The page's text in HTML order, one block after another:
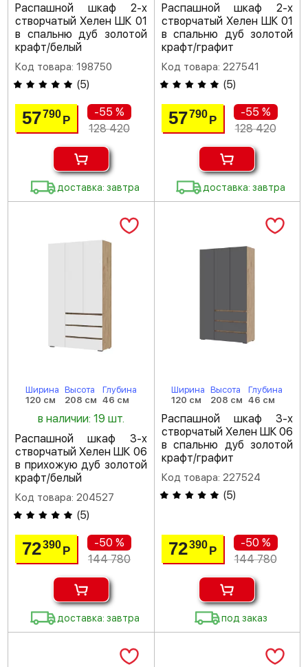
Распашной шкаф 2-х
створчатый Хелен ШК 01
в спальню дуб золотой
крафт/белый
Код товара: 198750
(5)
57790Р
-55 %
128 420
доставка: завтра
Распашной шкаф 2-х
створчатый Хелен ШК 01
в спальню дуб золотой
крафт/графит
Код товара: 227541
(5)
57790 Р
-55 %
128 420
доставка: завтра
Ширина
120 см
Высота
208 см
Глубина
46 см
в наличии: 19 шт.
Распашной шкаф 3-х
створчатый Хелен ШК 06
в прихожую дуб золотой
крафт/белый
Код товара: 204527
(5)
72390Р
-50 %
144 780
доставка: завтра
Ширина
120 см
Высота
208 см
Глубина
46 см
Распашной шкаф 3-х
створчатый Хелен ШК 06
в спальню дуб золотой
крафт/графит
Код товара: 227524
(5)
72390 Р
-50 %
144 780
под заказ